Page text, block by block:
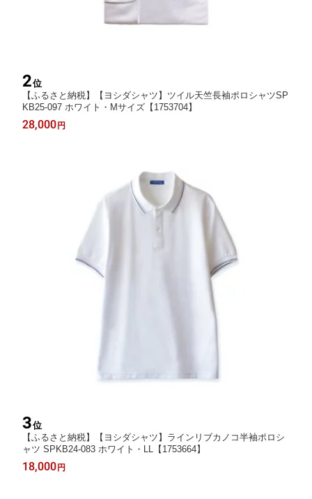
2位
【ふるさと納税】【ヨシダシャツ】ツイル天竺長袖ポロシャツSP
KB25-097 ホワイト・Mサイズ【1753704】
28,000 円
3位
【ふるさと納税】【ヨシダシャツ】ラインリブカノコ半袖ポロシ
ャツ SPKB24-083 ホワイト・LL【1753664】
18,000 円